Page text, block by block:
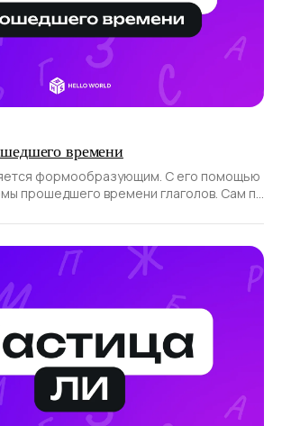
времени
формообразующим. С его помощью
прошедшего времени глаголов. Сам по